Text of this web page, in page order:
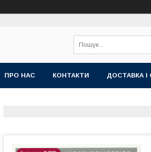
ПРО НАС КОНТАКТИ ДОСТАВКА І